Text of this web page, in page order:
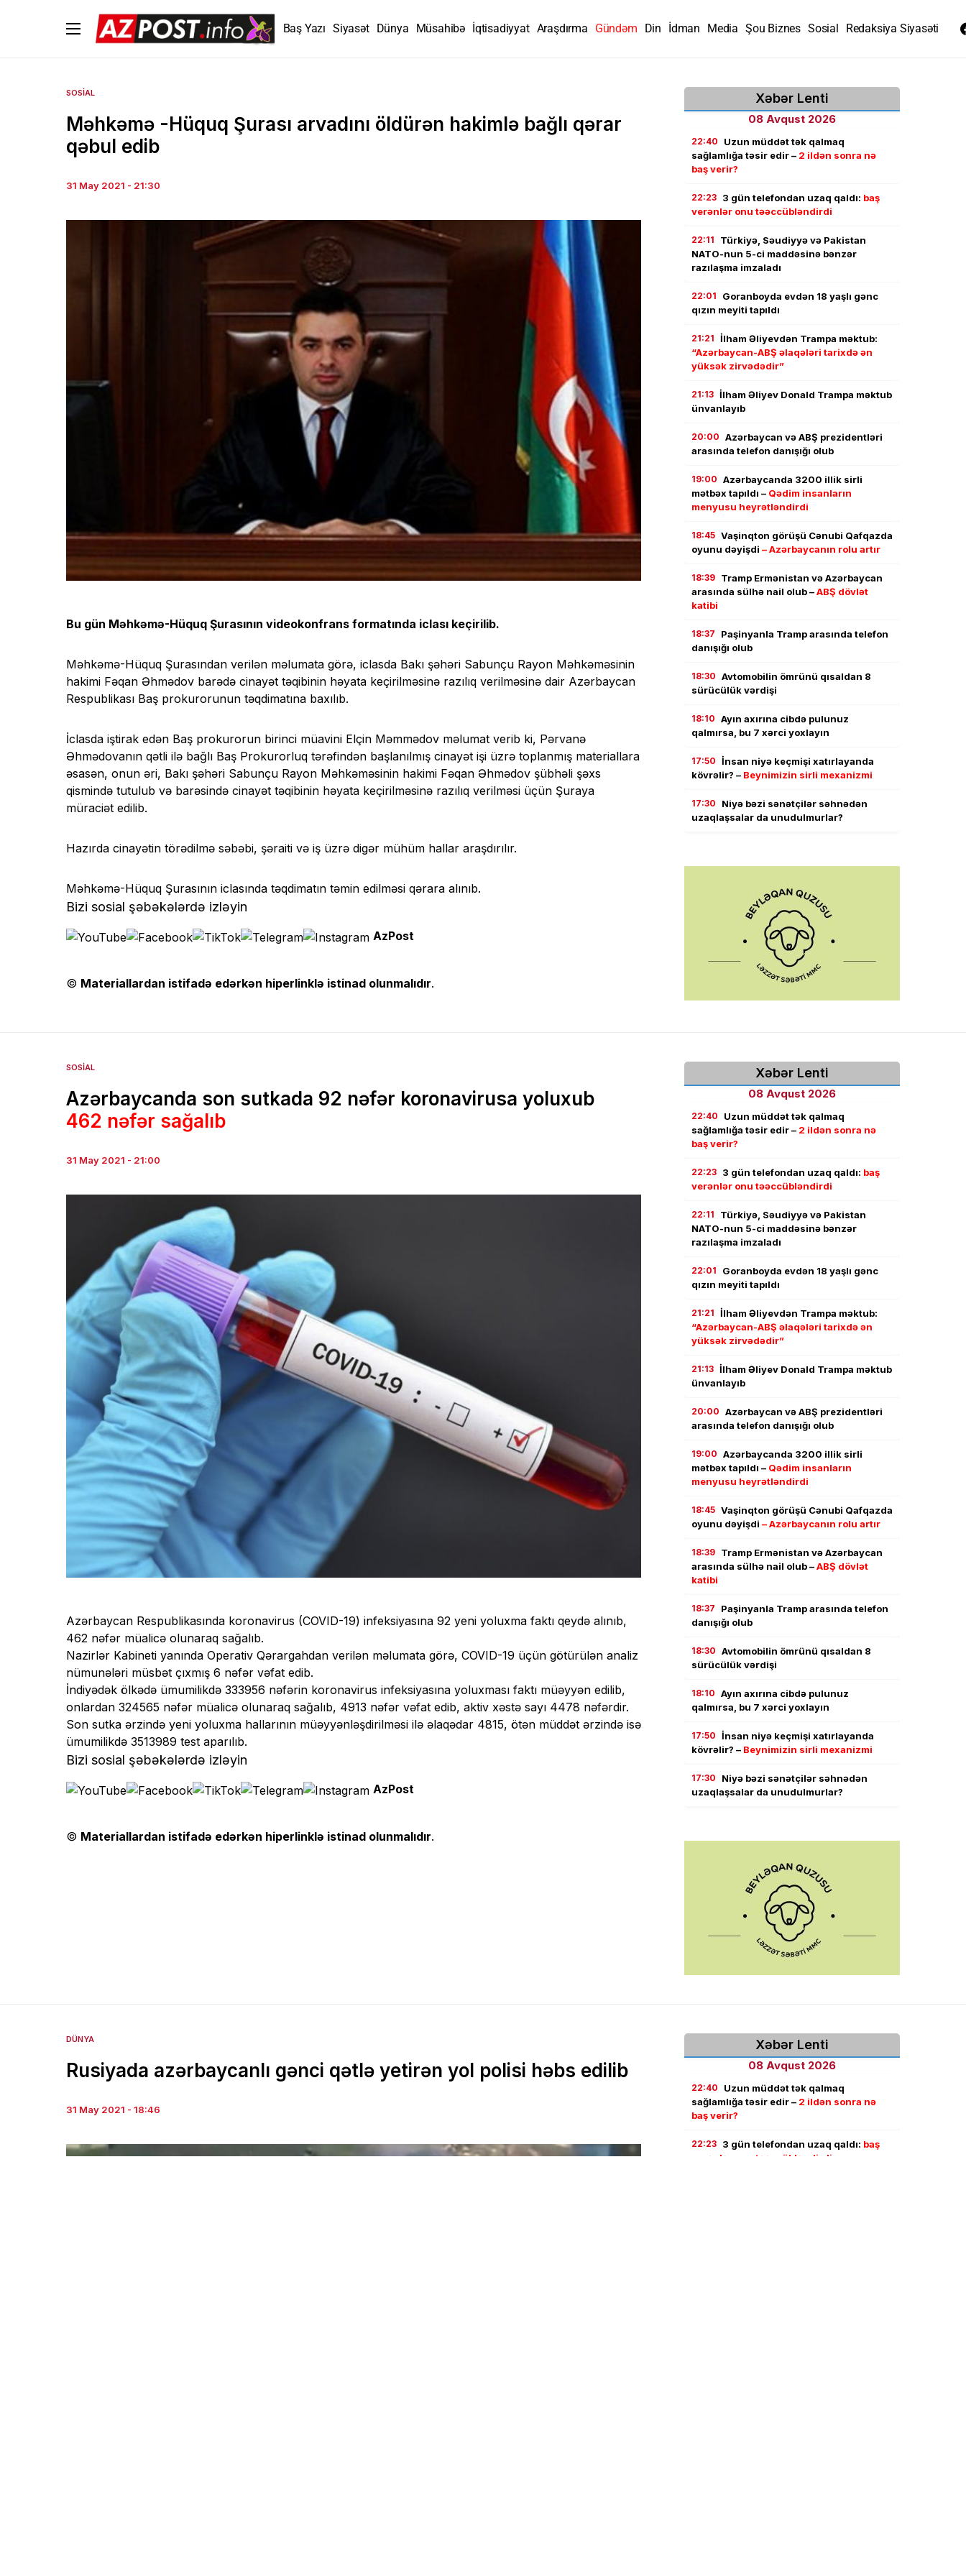
Baş Yazı Siyasət Dünya Müsahibə İqtisadiyyat Araşdırma Gündəm Din İdman Media Şou Biznes Sosial Redaksiya Siyasəti
SOSIAL
Məhkəmə -Hüquq Şurası arvadını öldürən hakimlə bağlı qərar
qəbul edib
31 May 2021 - 21:30
Bu gün Məhkəmə-Hüquq Şurasının videokonfrans formatında iclası keçirilib.
Məhkəmə-Hüquq Şurasından verilən məlumata görə, iclasda Bakı şəhəri Sabunçu Rayon Məhkəməsinin
hakimi Fəqan Əhmədov barədə cinayət təqibinin həyata keçirilməsinə razılıq verilməsinə dair Azərbaycan
Respublikası Baş prokurorunun təqdimatına baxılıb.
İclasda iştirak edən Baş prokurorun birinci müavini Elçin Məmmədov məlumat verib ki, Pərvanə
Əhmədovanın qətli ilə bağlı Baş Prokurorluq tərəfindən başlanılmış cinayət işi üzrə toplanmış materiallara
əsasən, onun əri, Bakı şəhəri Sabunçu Rayon Məhkəməsinin hakimi Fəqan Əhmədov şübhəli şəxs
qismində tutulub və barəsində cinayət təqibinin həyata keçirilməsinə razılıq verilməsi üçün Şuraya
müraciət edilib.
Hazırda cinayətin törədilmə səbəbi, şəraiti və iş üzrə digər mühüm hallar araşdırılır.
Məhkəmə-Hüquq Şurasının iclasında təqdimatın təmin edilməsi qərara alınıb.
Bizi sosial şəbəkələrdə izləyin
AzPost
© Materiallardan istifadə edərkən hiperlinklə istinad olunmalıdır.
Xəbər Lenti
08 Avqust 2026
22:40
Uzun müddət tək qalmaq
sağlamlığa təsir edir – 2 ildən sonra nə
baş verir?
22:23 3 gün telefondan uzaq qaldı: baş
verənlər onu təəccübləndirdi
22:11
Türkiyə, Səudiyyə və Pakistan
NATO-nun 5-ci maddəsinə bənzər
razılaşma imzaladı
22:01
Goranboyda evdən 18 yaşlı gənc
qızın meyiti tapıldı
21:21 İlham Əliyevdən Trampa məktub:
“Azərbaycan-ABŞ əlaqələri tarixdə ən
yüksək zirvədədir”
21:13 İlham Əliyev Donald Trampa məktub
ünvanlayıb
20:00 Azərbaycan və ABŞ prezidentləri
arasında telefon danışığı olub
19:00 Azərbaycanda 3200 illik sirli
mətbəx tapıldı – Qədim insanların
menyusu heyrətləndirdi
18:45 Vaşinqton görüşü Cənubi Qafqazda
oyunu dəyişdi – Azərbaycanın rolu artır
18:39 Tramp Ermənistan və Azərbaycan
arasında sülhə nail olub –ABŞ dövlət
katibi
18:37
Paşinyanla Tramp arasında telefon
danışığı olub
18:30 Avtomobilin ömrünü qısaldan 8
sürücülük vərdişi
18:10 Ayın axırına cibdə pulunuz
qalmırsa, bu 7 xərci yoxlayın
17:50 İnsan niyə keçmişi xatırlayanda
kövrəlir? – Beynimizin sirli mexanizmi
17:30
Niyə bəzi sənətçilər səhnədən
uzaqlaşsalar da unudulmurlar?
SOSIAL
Azərbaycanda son sutkada 92 nəfər koronavirusa yoluxub
462 nəfər sağalıb
31 May 2021 - 21:00
Azərbaycan Respublikasında koronavirus (COVID-19) infeksiyasına 92 yeni yoluxma faktı qeydə alınıb,
462 nəfər müalicə olunaraq sağalıb.
Nazirlər Kabineti yanında Operativ Qərargahdan verilən məlumata görə, COVID-19 üçün götürülən analiz
nümunələri müsbət çıxmış 6 nəfər vəfat edib.
İndiyədək ölkədə ümumilikdə 333956 nəfərin koronavirus infeksiyasına yoluxması faktı müəyyən edilib,
onlardan 324565 nəfər müalicə olunaraq sağalıb, 4913 nəfər vəfat edib, aktiv xəstə sayı 4478 nəfərdir.
Son sutka ərzində yeni yoluxma hallarının müəyyənləşdirilməsi ilə əlaqədar 4815, ötən müddət ərzində isə
ümumilikdə 3513989 test aparılıb.
Bizi sosial şəbəkələrdə izləyin
AzPost
© Materiallardan istifadə edərkən hiperlinklə istinad olunmalıdır.
Xəbər Lenti
08 Avqust 2026
22:40
Uzun müddət tək qalmaq
sağlamlığa təsir edir – 2 ildən sonra nə
baş verir?
22:23 3 gün telefondan uzaq qaldı: baş
verənlər onu təəccübləndirdi
22:11
Türkiyə, Səudiyyə və Pakistan
NATO-nun 5-ci maddəsinə bənzər
razılaşma imzaladı
22:01
Goranboyda evdən 18 yaşlı gənc
qızın meyiti tapıldı
21:21 İlham Əliyevdən Trampa məktub:
“Azərbaycan-ABŞ əlaqələri tarixdə ən
yüksək zirvədədir”
21:13 İlham Əliyev Donald Trampa məktub
ünvanlayıb
20:00 Azərbaycan və ABŞ prezidentləri
arasında telefon danışığı olub
19:00 Azərbaycanda 3200 illik sirli
mətbəx tapıldı – Qədim insanların
menyusu heyrətləndirdi
18:45 Vaşinqton görüşü Cənubi Qafqazda
oyunu dəyişdi – Azərbaycanın rolu artır
18:39 Tramp Ermənistan və Azərbaycan
arasında sülhə nail olub –ABŞ dövlət
katibi
18:37
Paşinyanla Tramp arasında telefon
danışığı olub
18:30 Avtomobilin ömrünü qısaldan 8
sürücülük vərdişi
18:10 Ayın axırına cibdə pulunuz
qalmırsa, bu 7 xərci yoxlayın
17:50 İnsan niyə keçmişi xatırlayanda
kövrəlir? – Beynimizin sirli mexanizmi
17:30
Niyə bəzi sənətçilər səhnədən
uzaqlaşsalar da unudulmurlar?
DÜNYA
Rusiyada azərbaycanlı gənci qətlə yetirən yol polisi həbs edilib
31 May 2021 - 18:46
Xəbər Lenti
08 Avqust 2026
22:40
Uzun müddət tək qalmaq
sağlamlığa təsir edir – 2 ildən sonra nə
baş verir?
22:23 3 gün telefondan uzaq qaldı: baş
verənlər onu təəccübləndirdi